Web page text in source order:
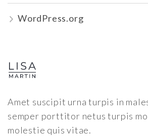
WordPress.org
Amet suscipit urna turpis in
semper porttitor netus turpis
molestie quis vitae.